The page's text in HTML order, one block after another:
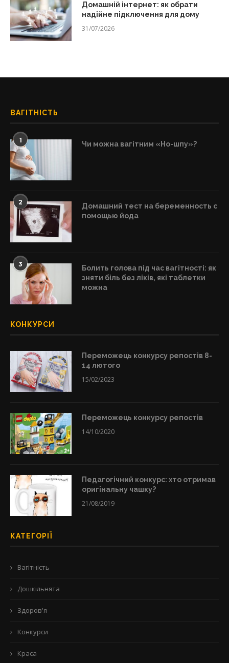
Домашній інтернет: як обрати
надійне підключення для дому
31/07/2026
ВАГІТНІСТЬ
1 Чи можна вагітним «Но-шпу»?
2
Домашний тест на беременность с
помощью йода
3
Болить голова під час вагітності: як
зняти біль без ліків, які таблетки
можна
КОНКУРСИ
Переможець конкурсу репостів 8-
14 лютого
15/02/2023
Переможець конкурсу репостів
14/10/2020
Педагогічний конкурс: хто отримав
оригінальну чашку?
21/08/2019
КАТЕГОРІЇ
Вагітність
Дошкільнята
Здоров'я
Конкурси
Краса